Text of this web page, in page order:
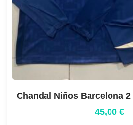
Chandal Niños Barcelona 2
45,00 €